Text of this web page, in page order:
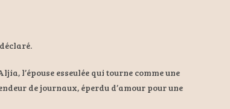
l’épouse esseulée qui tourne comme une
de journaux, éperdu d’amour pour une